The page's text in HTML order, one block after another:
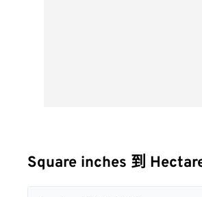
Square inches 到